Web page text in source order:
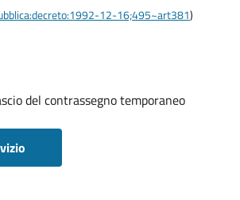
12-16;495~art381)
del contrassegno temporaneo